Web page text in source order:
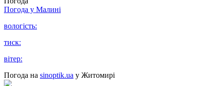
Погода у Малині
вологість:
тиск:
вітер:
Погода на sinoptik.ua у Житомирі